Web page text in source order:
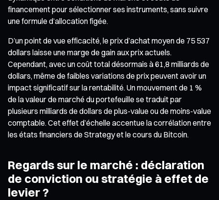
financement pour sélectionner ses instruments, sans suivre
une formule d’allocation figée.
D’un point de vue efficacité, le prix d’achat moyen de 75 537
dollars laisse une marge de gain aux prix actuels.
Cependant, avec un coût total désormais à 61,8 milliards de
dollars, même de faibles variations de prix peuvent avoir un
impact significatif sur la rentabilité. Un mouvement de 1 %
de la valeur de marché du portefeuille se traduit par
plusieurs milliards de dollars de plus-value ou de moins-value
comptable. Cet effet d’échelle accentue la corrélation entre
les états financiers de Strategy et le cours du Bitcoin.
Regards sur le marché : déclaration
de conviction ou stratégie à effet de
levier ?